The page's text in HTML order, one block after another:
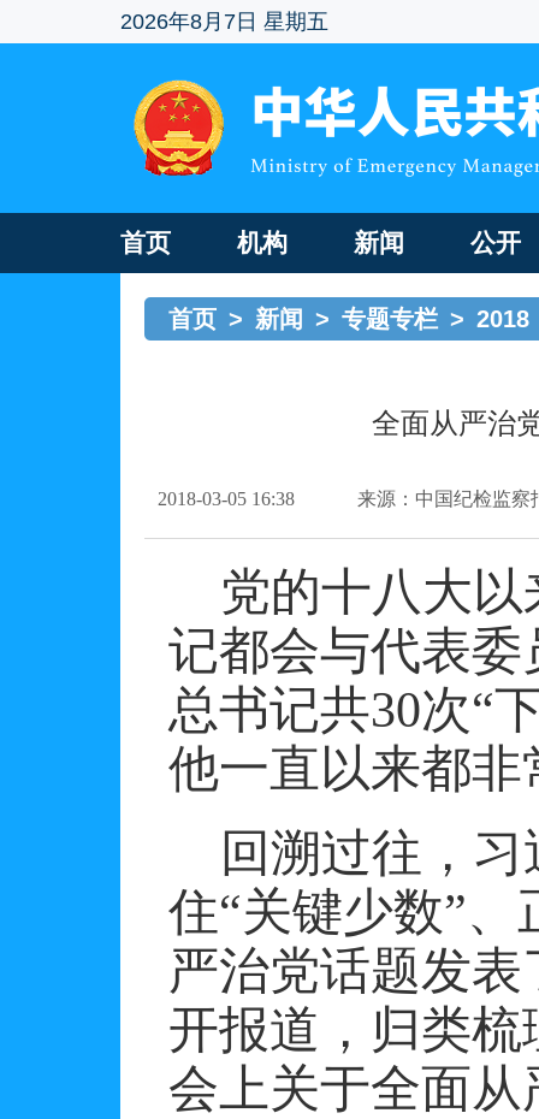
2026年8月7日 星期五
首页 机构 新闻 公开
首页 > 新闻 > 专题专栏 > 2018
全面从严治
2018-03-05 16:38 来源：中国纪检监察
党的十八大
记都会与代表
总书记共30次“
他一直以来都
回溯过往，
住“关键少数”
严治党话题发
开报道，归类梳
会上关于全面